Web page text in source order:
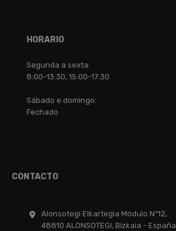
HORARIO
Segunda a sexta:
8:00-13:30, 15:00-17:30
Sábado e domingo:
Fechado
CONTACTO
Alonsotegi Elkartegia Módulo Nº12,
48810 ALONSOTEGI, Bizkaia - España